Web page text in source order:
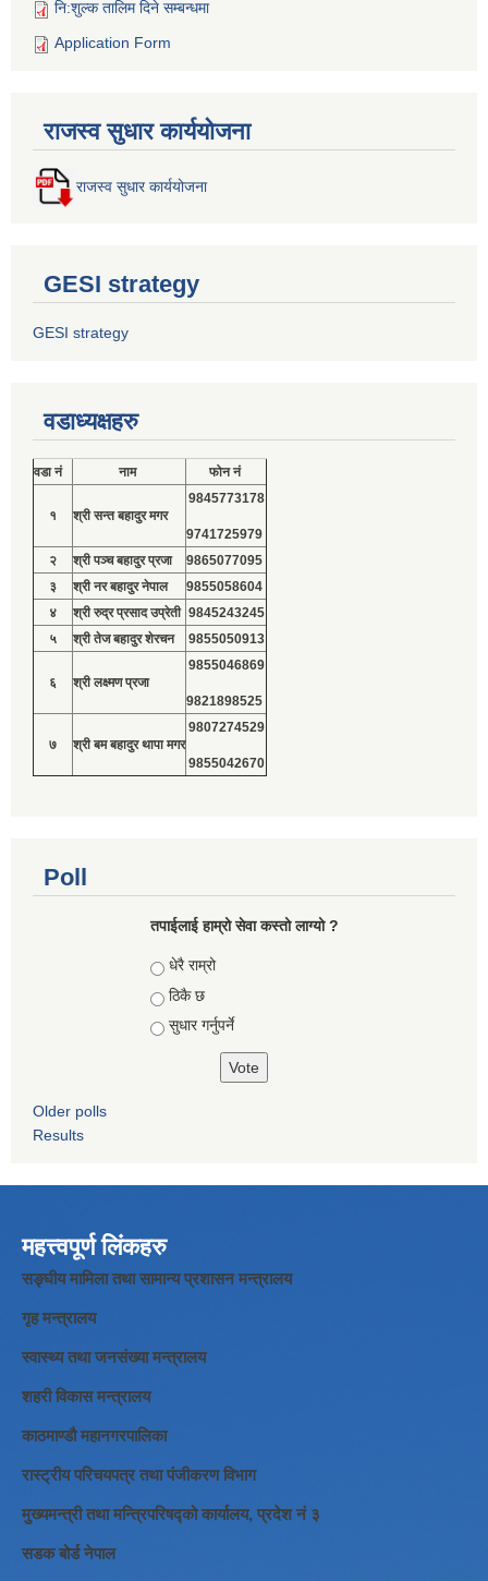
नि:शुल्क तालिम दिने सम्बन्धमा
Application Form
राजस्व सुधार कार्ययोजना
राजस्व सुधार कार्ययोजना
GESI strategy
GESI strategy
वडाध्यक्षहरु
वडा नं नाम फोन नं
१ श्री सन्त बहादुर मगर
9845773178
9741725979
२
श्री पञ्च बहादुर प्रजा
9865077095
३
श्री नर बहादुर नेपाल
9855058604
४
श्री रुद्र प्रसाद उप्रेती 9845243245
५
श्री तेज बहादुर शेरचन 9855050913
६ श्री लक्ष्मण प्रजा
9855046869
9821898525
७ श्री बम बहादुर थापा मगर
9807274529
9855042670
Poll
तपाईलाई हाम्रो सेवा कस्तो लाग्यो ?
Choices
धेरै राम्रो
ठिकै छ
सुधार गर्नुपर्ने
Older polls
Results
महत्त्वपूर्ण लिंकहरु
सङ्घीय मामिला तथा सामान्य प्रशासन मन्त्रालय
गृह मन्त्रालय
स्वास्थ्य तथा जनसंख्या मन्त्रालय
शहरी विकास मन्त्रालय
काठमाण्डौ महानगरपालिका
रास्ट्रीय परिचयपत्र तथा पंजीकरण विभाग
मुख्यमन्त्री तथा मन्त्रिपरिषद्को कार्यालय, प्रदेश नं ३
सडक बोर्ड नेपाल